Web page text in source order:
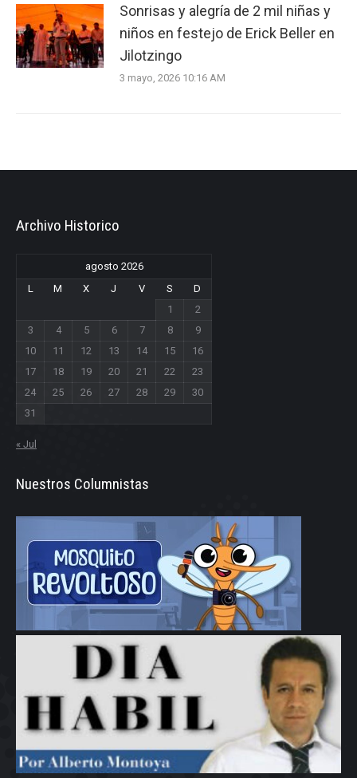
Sonrisas y alegría de 2 mil niñas y
niños en festejo de Erick Beller en
Jilotzingo
3 mayo, 2026 10:16 AM
Archivo Historico
agosto 2026
L
M X J V S
D
1
2
3
4 5 6 7 8
9
10
11 12 13 14 15
16
17
18 19 20 21 22
23
24
25 26 27 28 29
30
31
« Jul
Nuestros Columnistas